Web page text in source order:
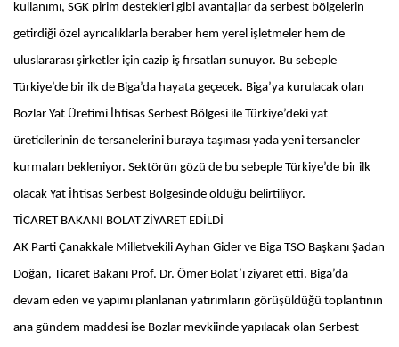
kullanımı, SGK pirim destekleri gibi avantajlar da serbest bölgelerin
getirdiği özel ayrıcalıklarla beraber hem yerel işletmeler hem de
uluslararası şirketler için cazip iş fırsatları sunuyor. Bu sebeple
Türkiye’de bir ilk de Biga’da hayata geçecek. Biga’ya kurulacak olan
Bozlar Yat Üretimi İhtisas Serbest Bölgesi ile Türkiye’deki yat
üreticilerinin de tersanelerini buraya taşıması yada yeni tersaneler
kurmaları bekleniyor. Sektörün gözü de bu sebeple Türkiye’de bir ilk
olacak Yat İhtisas Serbest Bölgesinde olduğu belirtiliyor.
TİCARET BAKANI BOLAT ZİYARET EDİLDİ
AK Parti Çanakkale Milletvekili Ayhan Gider ve Biga TSO Başkanı Şadan
Doğan, Ticaret Bakanı Prof. Dr. Ömer Bolat’ı ziyaret etti. Biga’da
devam eden ve yapımı planlanan yatırımların görüşüldüğü toplantının
ana gündem maddesi ise Bozlar mevkiinde yapılacak olan Serbest